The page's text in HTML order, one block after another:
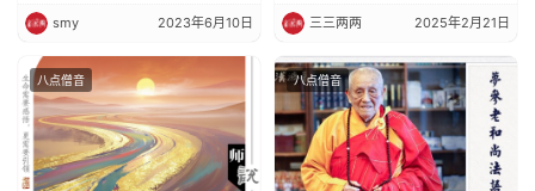
smy 2023年6月10日 三三两两 2025年2月21日
八点僧音 八点僧音